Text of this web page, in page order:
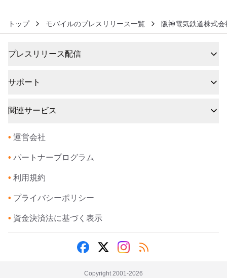
トップ モバイルのプレスリリース一覧 阪神電気鉄道株式会
プレスリリース配信
サポート
関連サービス
• 運営会社
• パートナープログラム
• 利用規約
• プライバシーポリシー
• 資金決済法に基づく表示
Copyright 2001-2026